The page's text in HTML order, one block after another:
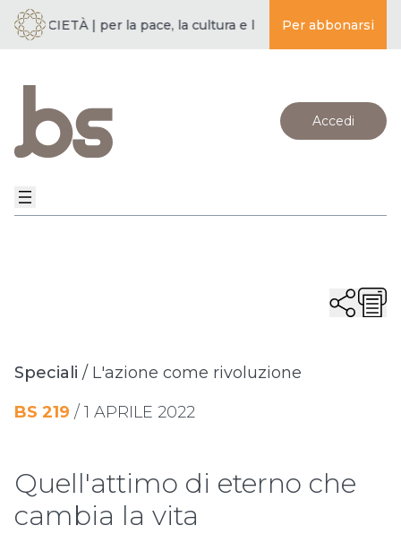
E SOCIETÀ | per la pace, la cultura e l’educazione ·
Per abbonarsi
Accedi
Speciali / L'azione come rivoluzione
BS 219 / 1 APRILE 2022
Quell'attimo di eterno che
cambia la vita